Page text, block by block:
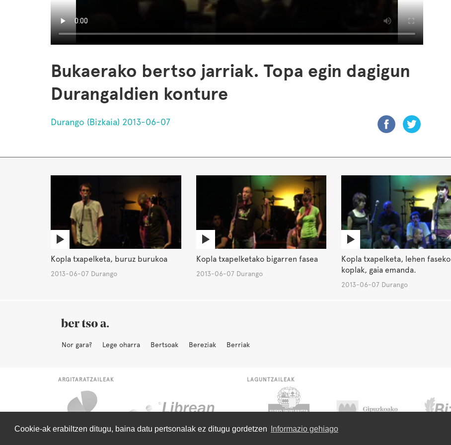
Cookie-ak erabiltzen ditugu, baina datu pertsonalak ez ditugu gordetzen Informazio gehiago
Bukaerako bertso jarriak. Topa egin dagigun
Durangaldien konture
Durango (Bizkaia) 2013-06-07
Kopla txapelketa, buruz burukoa
2013-06-07 Durango
Kopla txapelketako bigarren fasea
2013-06-07 Durango
Kopla txapelketa, lehen faseko
koplak, gaia emanda.
2013-06-07 Durango
Nor gara? Lege oharra Bertsoak Bereziak Berriak
ARGITARATZAILEAK LAGUNTZAILEAK